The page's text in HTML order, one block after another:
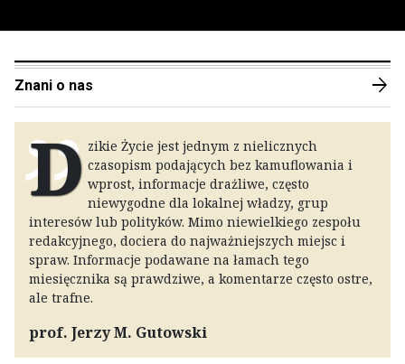
Znani o nas arrow_forward
D zikie Życie jest jednym z nielicznych
czasopism podających bez kamuflowania i
wprost, informacje drażliwe, często
niewygodne dla lokalnej władzy, grup
interesów lub polityków. Mimo niewielkiego zespołu
redakcyjnego, dociera do najważniejszych miejsc i
spraw. Informacje podawane na łamach tego
miesięcznika są prawdziwe, a komentarze często ostre,
ale trafne.
prof. Jerzy M. Gutowski